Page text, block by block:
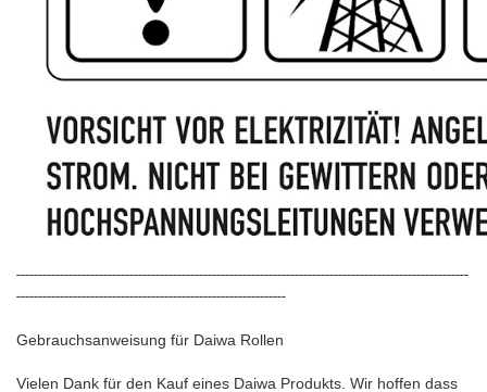
--------------------------------------------------------------------------------------------------------
--------------------------------------------------------------
Gebrauchsanweisung für Daiwa Rollen
Vielen Dank für den Kauf eines Daiwa Produkts. Wir hoffen dass